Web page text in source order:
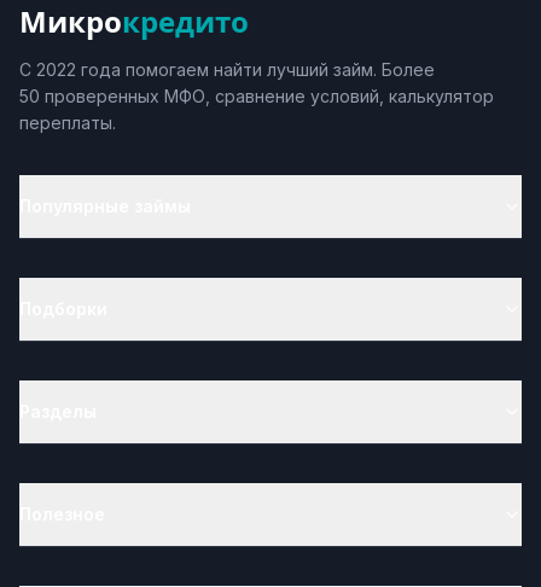
Микрокредито
С 2022 года помогаем найти лучший займ. Более
50 проверенных МФО, сравнение условий, калькулятор
переплаты.